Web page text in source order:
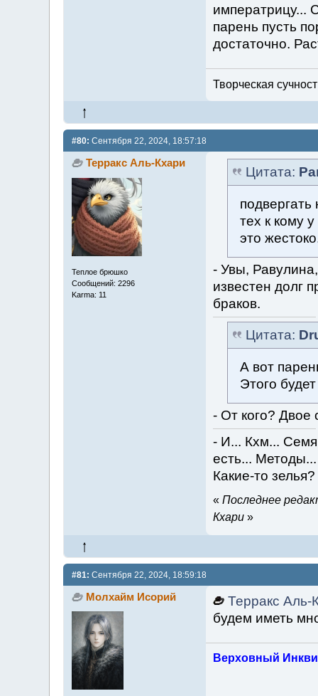
императрицу...
парень пусть
достаточно.
Творческая
#80: Сентября 22, 2024, 18:57:18
Терракс Аль-Кхари
Теплое брюшко
Сообщений: 2296
Karma: 11
Цитата:
тех к кому
это
- Увы,
известен долг
браков.
Цитата:
А вот
Этого
- От кого?
- И... Кхм... Семя
есть...
Какие-то зелья?
« Последнее
Кхари»
#81: Сентября 22, 2024, 18:59:18
Молхайм Исорий
Терракс Аль-
будем иметь
Верховный